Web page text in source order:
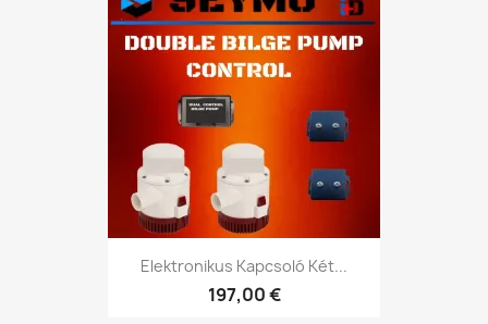
Elektronikus Kapcsoló Két...
197,00 €